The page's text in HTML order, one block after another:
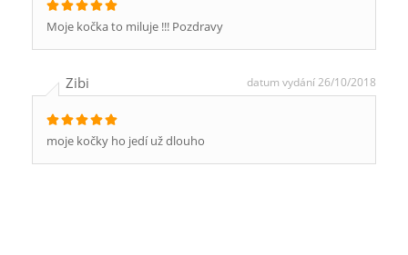
Moje kočka to miluje !!! Pozdravy
Zibi datum vydání 26/10/2018
moje kočky ho jedí už dlouho